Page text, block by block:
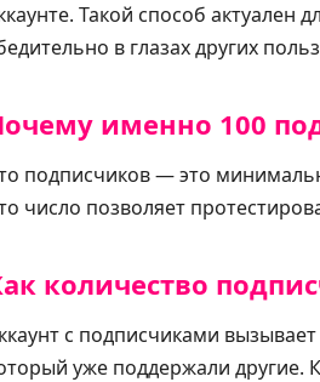
Такой способ актуален
в глазах других
именно 100
подписчиков — это
число позволяет
количество
с подписчиками
уже поддержали другие.